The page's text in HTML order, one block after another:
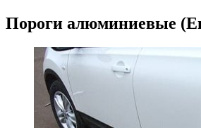
Пороги алюминиевые